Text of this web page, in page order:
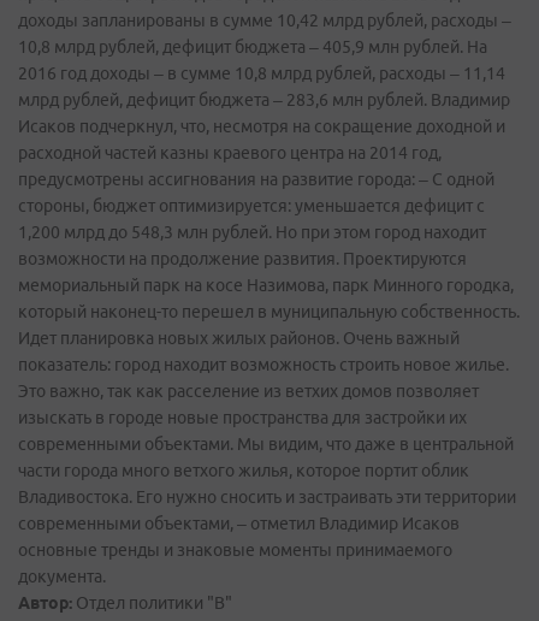
доходы запланированы в сумме 10,42 млрд рублей, расходы –
10,8 млрд рублей, дефицит бюджета – 405,9 млн рублей. На
2016 год доходы – в сумме 10,8 млрд рублей, расходы – 11,14
млрд рублей, дефицит бюджета – 283,6 млн рублей. Владимир
Исаков подчеркнул, что, несмотря на сокращение доходной и
расходной частей казны краевого центра на 2014 год,
предусмотрены ассигнования на развитие города: – С одной
стороны, бюджет оптимизируется: уменьшается дефицит с
1,200 млрд до 548,3 млн рублей. Но при этом город находит
возможности на продолжение развития. Проектируются
мемориальный парк на косе Назимова, парк Минного городка,
который наконец­-то перешел в муниципальную собственность.
Идет планировка новых жилых районов. Очень важный
показатель: город находит возможность строить новое жилье.
Это важно, так как расселение из ветхих домов позволяет
изыскать в городе новые пространства для застройки их
современными объектами. Мы видим, что даже в центральной
части города много ветхого жилья, которое портит облик
Владивостока. Его нужно сносить и застраивать эти территории
современными объектами, – отметил Владимир Исаков
основные тренды и знаковые моменты принимаемого
документа.
Автор: Отдел политики "В"